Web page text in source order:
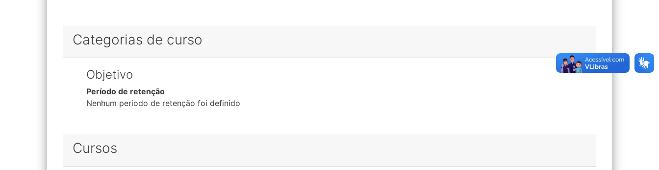
Categorias de curso
Objetivo
Período de retenção
Nenhum período de retenção foi definido
Cursos